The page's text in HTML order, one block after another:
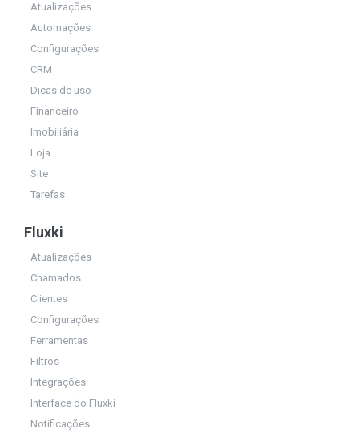
Atualizações
Automações
Configurações
CRM
Dicas de uso
Financeiro
Imobiliária
Loja
Site
Tarefas
Fluxki
Atualizações
Chamados
Clientes
Configurações
Ferramentas
Filtros
Integrações
Interface do Fluxki
Notificações